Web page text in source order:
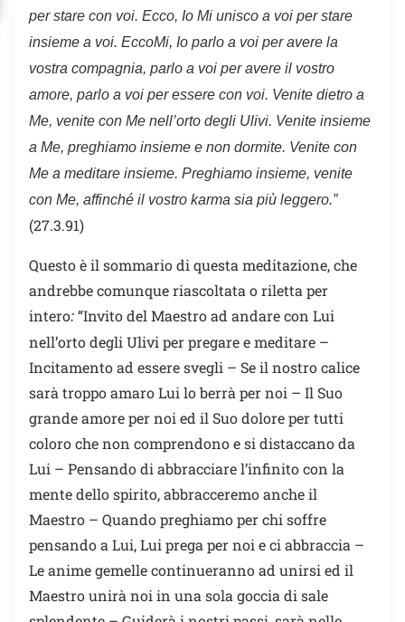
per stare con voi. Ecco, Io Mi unisco a voi per stare
insieme a voi. EccoMi, Io parlo a voi per avere la
vostra compagnia, parlo a voi per avere il vostro
amore, parlo a voi per essere con voi. Venite dietro a
Me, venite con Me nell’orto degli Ulivi. Venite insieme
a Me, preghiamo insieme e non dormite. Venite con
Me a meditare insieme. Preghiamo insieme, venite
con Me, affinché il vostro karma sia più leggero.”
(27.3.91)
Questo è il sommario di questa meditazione, che
andrebbe comunque riascoltata o riletta per
intero: “Invito del Maestro ad andare con Lui
nell’orto degli Ulivi per pregare e meditare –
Incitamento ad essere svegli – Se il nostro calice
sarà troppo amaro Lui lo berrà per noi – Il Suo
grande amore per noi ed il Suo dolore per tutti
coloro che non comprendono e si distaccano da
Lui – Pensando di abbracciare l’infinito con la
mente dello spirito, abbracceremo anche il
Maestro – Quando preghiamo per chi soffre
pensando a Lui, Lui prega per noi e ci abbraccia –
Le anime gemelle continueranno ad unirsi ed il
Maestro unirà noi in una sola goccia di sale